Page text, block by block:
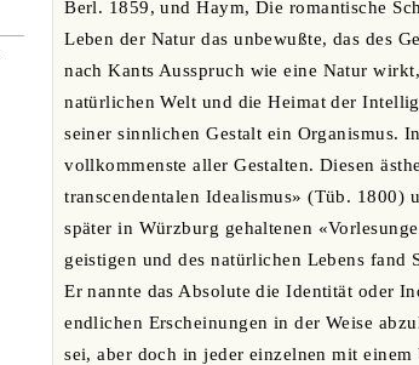
Berl. 1859, und Haym, Die romantische
Leben der Natur das unbewußte, das des
nach Kants Ausspruch wie eine Natur
natürlichen Welt und die Heimat der
seiner sinnlichen Gestalt ein Organismus.
vollkommenste aller Gestalten. Diesen
transcendentalen Idealismus» (Tüb. 1800)
später in Würzburg gehaltenen
geistigen und des natürlichen Lebens
Er nannte das Absolute die Identität oder
endlichen Erscheinungen in der Weise
sei, aber doch in jeder einzelnen mit